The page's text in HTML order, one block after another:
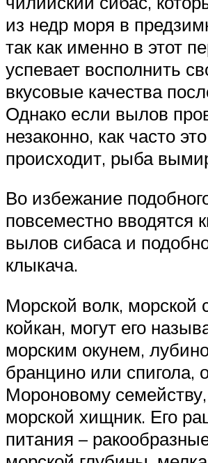
из недр моря в
так как именно в этот
успевает восполнить
вкусовые качества
Однако если вылов
незаконно, как часто это
происходит, рыба
Во избежание
повсеместно вводятся
вылов сибаса и
клыкача.
Морской волк, морской
койкан, могут его
морским окунем,
бранцино или спигола,
Мороновому
морской хищник. Его
питания –